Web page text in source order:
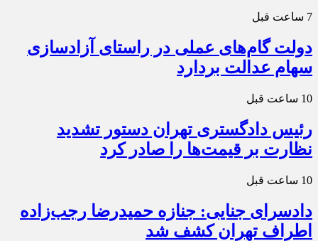
7 ساعت قبل
دولت گام‌های عملی در راستای آزادسازی
سهام عدالت بردارد
10 ساعت قبل
رئیس دادگستری تهران دستور تشدید
نظارت بر قیمت‌ها را صادر کرد
10 ساعت قبل
دادسرای جنایی: جنازه حمیدرضا رجب‌زاده
اطراف تهران کشف شد